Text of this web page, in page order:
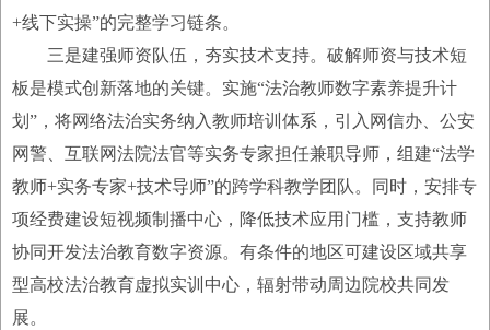
+线下实操”的完整学习链条。
三是建强师资队伍，夯实技术支持。破解师资与技术短
板是模式创新落地的关键。实施“法治教师数字素养提升计
划”，将网络法治实务纳入教师培训体系，引入网信办、公安
网警、互联网法院法官等实务专家担任兼职导师，组建“法学
教师+实务专家+技术导师”的跨学科教学团队。同时，安排专
项经费建设短视频制播中心，降低技术应用门槛，支持教师
协同开发法治教育数字资源。有条件的地区可建设区域共享
型高校法治教育虚拟实训中心，辐射带动周边院校共同发
展。